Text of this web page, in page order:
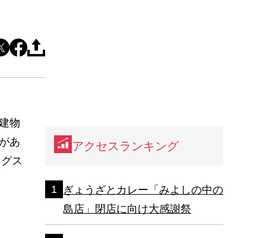
物
あ
ス
アクセスランキング
ぎょうざとカレー「みよしの中の
島店」閉店に向け大感謝祭